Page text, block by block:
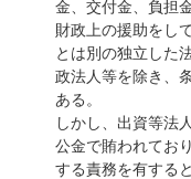
金、交付金、負担
財政上の援助をし
とは別の独立した
政法人等を除き、
ある。
しかし、出資等法
公金で賄われてお
する責務を有する